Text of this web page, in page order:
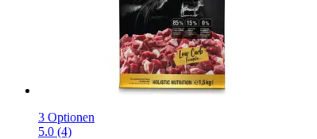
3 Optionen
5.0 (4)